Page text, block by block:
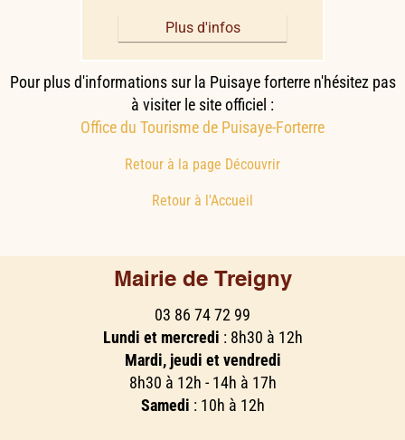
Plus d'infos
Pour plus d'informations sur la Puisaye forterre n'hésitez pas
à visiter le site officiel :
Office du Tourisme de Puisaye-Forterre
Retour à la page Découvrir
Retour à l'Accueil
Mairie de Treigny
03 86 74 72 99
Lundi et mercredi : 8h30 à 12h
Mardi, jeudi et vendredi
8h30 à 12h - 14h à 17h
Samedi : 10h à 12h